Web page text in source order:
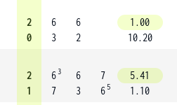
2
0
6
3
6
2
1.00
10.20
2
1
6 3
7
6
3
7
6 5
5.41
1.10